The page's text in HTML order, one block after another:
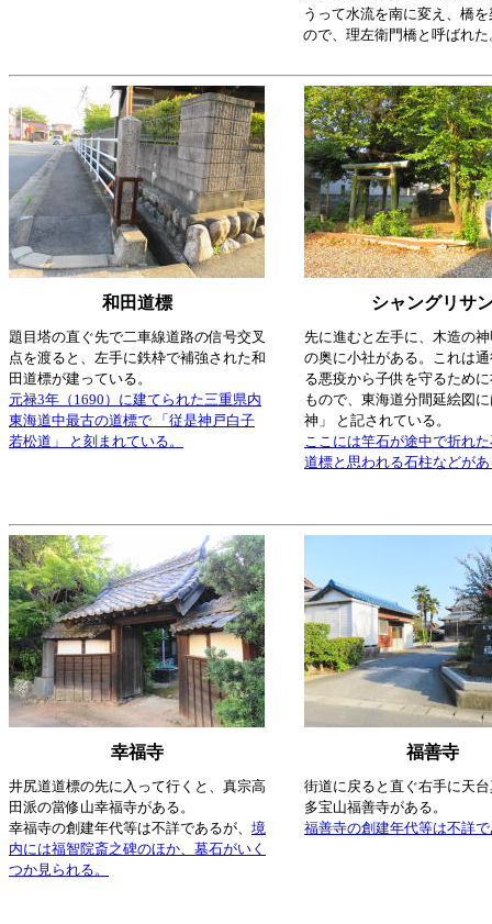
うって水流を南に変え、橋
ので、理左衛門橋と呼ばれた
和田道標 シャングリサ
題目塔の直ぐ先で二車線道路の信号交叉
点を渡ると、左手に鉄枠で補強された和
田道標が建っている。
元禄3年（1690）に建てられた三重県内
東海道中最古の道標で 「従是神戸白子
若松道」 と刻まれている。
先に進むと左手に、木造の
の奥に小社がある。これは
る悪疫から子供を守るため
もので、東海道分間延絵図
神」 と記されている。
ここには竿石が途中で折れ
道標と思われる石柱などが
幸福寺 福善寺
井尻道道標の先に入って行くと、真宗高
田派の當修山幸福寺がある。
幸福寺の創建年代等は不詳であるが、 境
内には福智院斎之碑のほか、墓石がいく
つか見られる。
街道に戻ると直ぐ右手に天
多宝山福善寺がある。
福善寺の創建年代等は不詳